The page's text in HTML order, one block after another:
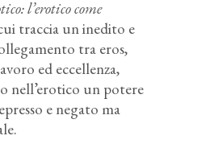
l’erotico come
traccia un inedito e
tra eros,
ed eccellenza,
nell’erotico un potere
e negato ma